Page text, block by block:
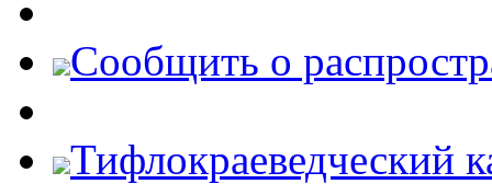
Cообщить о
Тифлокраеведческий